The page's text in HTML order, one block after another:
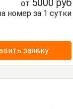
от 5000 руб
номер за 1 сутки
заявку